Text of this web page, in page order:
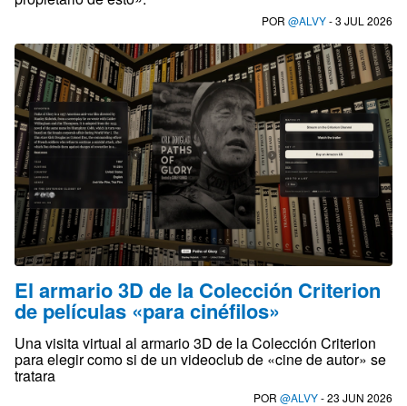
POR @ALVY- 3 JUL 2026
El armario 3D de la Colección Criterion
de películas «para cinéfilos»
Una visita virtual al armario 3D de la Colección Criterion
para elegir como si de un videoclub de «cine de autor» se
tratara
POR @ALVY- 23 JUN 2026